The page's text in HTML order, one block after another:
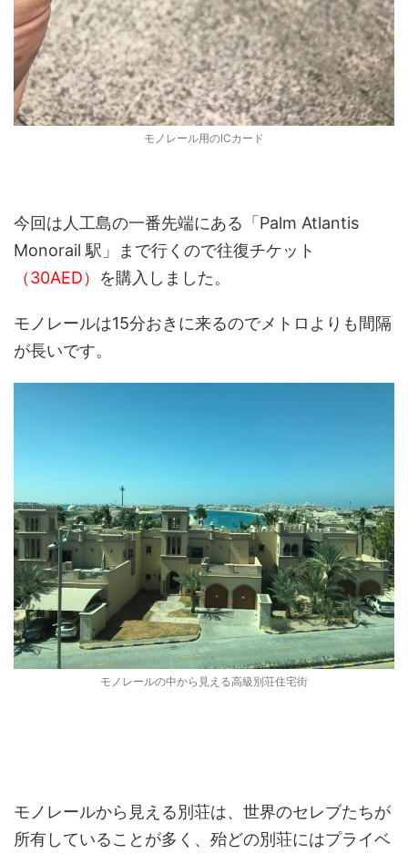
モノレール用のICカード
今回は人工島の一番先端にある 「Palm Atlantis
Monorail 駅」
まで行くので往復チケット
（30AED） を購入しました。
モノレールは15分おきに来るのでメトロよりも間隔
が長いです。
モノレールの中から見える高級別荘住宅街
モノレールから見える別荘は、 世界のセレブたちが
所有していることが多く、殆どの別荘にはプライベ